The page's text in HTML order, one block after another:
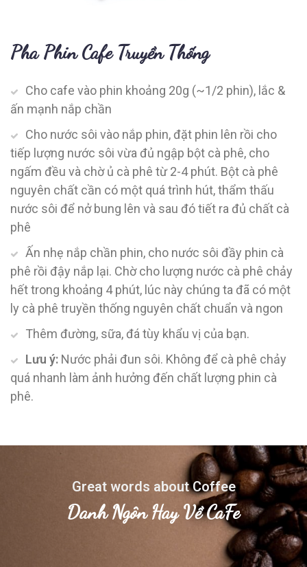
Pha Phin Cafe Truyền Thống
Cho cafe vào phin khoảng 20g (~1/2 phin), lắc &
ấn mạnh nắp chần
Cho nước sôi vào nắp phin, đặt phin lên rồi cho
tiếp lượng nước sôi vừa đủ ngập bột cà phê, cho
ngấm đều và chờ ủ cà phê từ 2-4 phút. Bột cà phê
nguyên chất cần có một quá trình hút, thẩm thấu
nước sôi để nở bung lên và sau đó tiết ra đủ chất cà
phê
Ấn nhẹ nắp chần phin, cho nước sôi đầy phin cà
phê rồi đậy nắp lại. Chờ cho lượng nước cà phê chảy
hết trong khoảng 4 phút, lúc này chúng ta đã có một
ly cà phê truyền thống nguyên chất chuẩn và ngon
Thêm đường, sữa, đá tùy khẩu vị của bạn.
Lưu ý: Nước phải đun sôi. Không để cà phê chảy
quá nhanh làm ảnh hưởng đến chất lượng phin cà
phê.
Great words about Coffee
Danh Ngôn Hay Về CaFe